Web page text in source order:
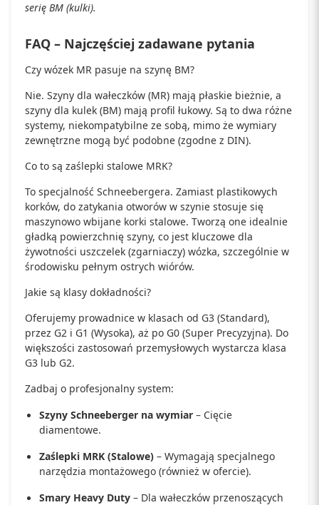
serię BM (kulki).
FAQ – Najczęściej zadawane pytania
Czy wózek MR pasuje na szynę BM?
Nie. Szyny dla wałeczków (MR) mają płaskie bieżnie, a
szyny dla kulek (BM) mają profil łukowy. Są to dwa różne
systemy, niekompatybilne ze sobą, mimo że wymiary
zewnętrzne mogą być podobne (zgodne z DIN).
Co to są zaślepki stalowe MRK?
To specjalność Schneebergera. Zamiast plastikowych
korków, do zatykania otworów w szynie stosuje się
maszynowo wbijane korki stalowe. Tworzą one idealnie
gładką powierzchnię szyny, co jest kluczowe dla
żywotności uszczelek (zgarniaczy) wózka, szczególnie w
środowisku pełnym ostrych wiórów.
Jakie są klasy dokładności?
Oferujemy prowadnice w klasach od G3 (Standard),
przez G2 i G1 (Wysoka), aż po G0 (Super Precyzyjna). Do
większości zastosowań przemysłowych wystarcza klasa
G3 lub G2.
Zadbaj o profesjonalny system:
Szyny Schneeberger na wymiar – Cięcie
diamentowe.
Zaślepki MRK (Stalowe) – Wymagają specjalnego
narzędzia montażowego (również w ofercie).
Smary Heavy Duty – Dla wałeczków przenoszących